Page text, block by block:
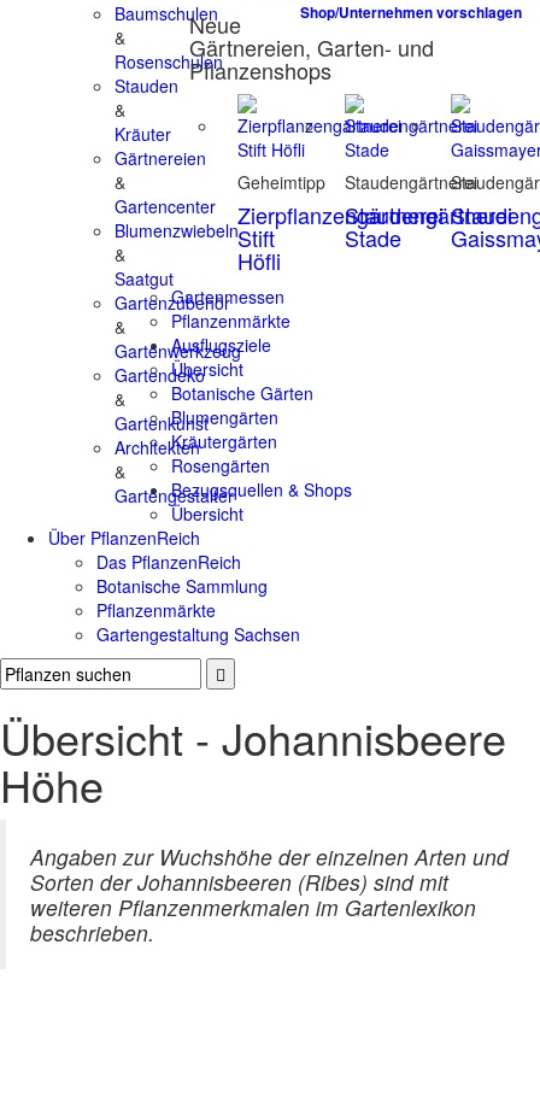
Baumschulen
&
Rosenschulen
Stauden
&
Kräuter
Gärtnereien
&
Gartencenter
Blumenzwiebeln
&
Saatgut
Gartenzubehör
&
Gartenwerkzeug
Gartendeko
&
Gartenkunst
Architekten
&
Gartengestalter
Shop/Unternehmen vorschlagen
Neue
Gärtnereien, Garten- und
Pflanzenshops
Geheimtipp
Zierpflanzengärtnerei
Stift
Höfli
Staudengärtnerei
Staudengärtnerei
Stade
Gartenmessen
Pflanzenmärkte
Ausflugsziele
Übersicht
Botanische Gärten
Blumengärten
Kräutergärten
Rosengärten
Bezugsquellen & Shops
Übersicht
Über PflanzenReich
Das PflanzenReich
Botanische Sammlung
Pflanzenmärkte
Gartengestaltung Sachsen
Übersicht - Johannisbeere
Höhe
Angaben zur Wuchshöhe der einzelnen Arten und
Sorten der Johannisbeeren (Ribes) sind mit
weiteren Pflanzenmerkmalen im Gartenlexikon
beschrieben.